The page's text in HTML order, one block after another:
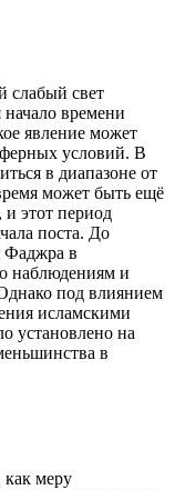
слабый свет
начало времени
явление может
условий. В
в диапазоне от
может быть ещё
этот период
поста. До
Фаджра в
наблюдениям и
под влиянием
исламскими
установлено на
в
как меру